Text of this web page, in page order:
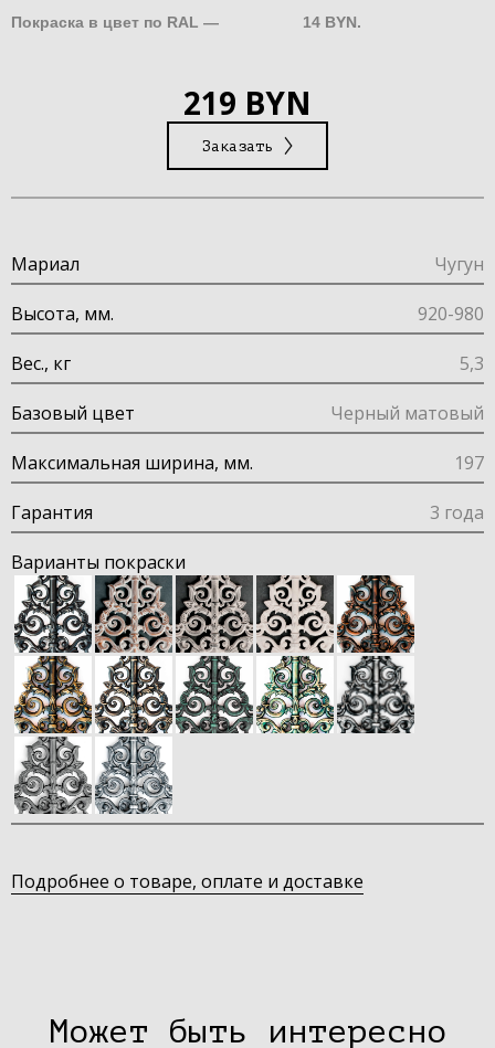
Покраска в цвет по RAL — 14 BYN.
219 BYN
Заказать
Мариал Чугун
Высота, мм. 920-980
Вес., кг 5,3
Базовый цвет Черный матовый
Максимальная ширина, мм. 197
Гарантия 3 года
Варианты покраски
Подробнее о товаре, оплате и доставке
Может быть интересно